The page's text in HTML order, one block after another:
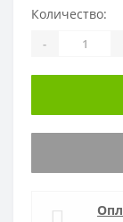
Количество:
-